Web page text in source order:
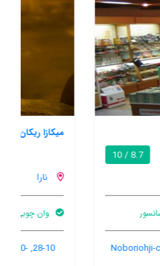
در اتاق تهویه کننده هوا
28-10, Kawakamicho, Nara City